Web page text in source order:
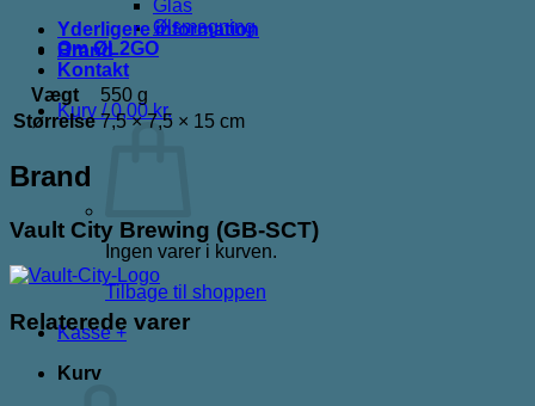
Glas
Ølsmagning
Om ØL2GO
Kontakt
Kurv /0,00kr.
Ingen varer i kurven.
Tilbage til shoppen
Kasse +
Kurv
Yderligere information
Brand
Vægt
550 g
Størrelse 7,5 × 7,5 × 15 cm
Brand
Vault City Brewing (GB-SCT)
Relaterede varer